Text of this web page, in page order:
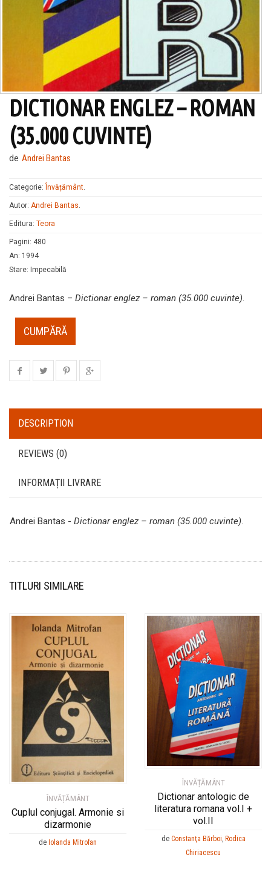
DICTIONAR ENGLEZ – ROMAN
(35.000 CUVINTE)
de Andrei Bantas
Categorie: Învățământ.
Autor: Andrei Bantas.
Editura: Teora
Pagini: 480
An: 1994
Stare: Impecabilă
Andrei Bantas – Dictionar englez – roman (35.000 cuvinte).
CUMPĂRĂ
DESCRIPTION
REVIEWS (0)
INFORMAȚII LIVRARE
Andrei Bantas - Dictionar englez – roman (35.000 cuvinte).
TITLURI SIMILARE
ÎNVĂȚĂMÂNT
Cuplul conjugal. Armonie si
dizarmonie
de Iolanda Mitrofan
ÎNVĂȚĂMÂNT
Dictionar antologic de
literatura romana vol.I +
vol.II
de Constanţa Bărboi Rodica
Chiriacescu